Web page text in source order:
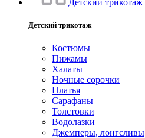
Детский трикотаж
Костюмы
Пижамы
Халаты
Ночные сорочки
Платья
Сарафаны
Толстовки
Водолазки
Джемперы, лонгсливы